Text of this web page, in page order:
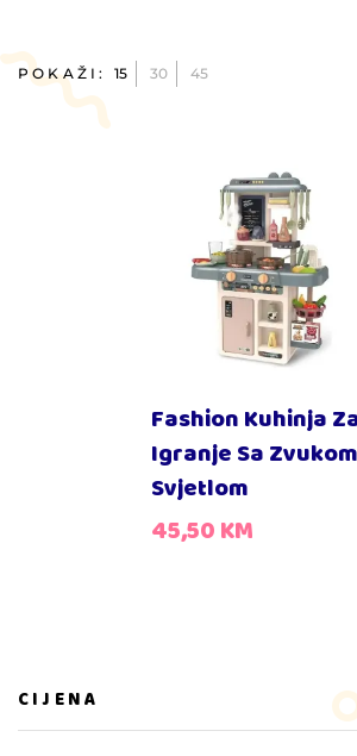
CIJENA
POKAŽI: 15 30 45
Fashion Kuhinja
Igranje Sa
Svjetlom
45,50KM